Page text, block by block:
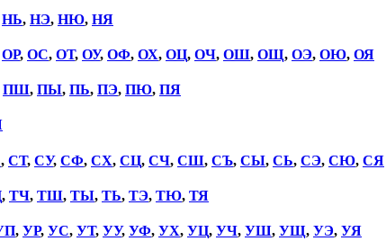
НЬ, НЭ, НЮ, НЯ
ОР, ОС, ОТ, ОУ, ОФ, ОХ, ОЦ, ОЧ, ОШ, ОЩ, ОЭ, ОЮ, ОЯ
ПШ, ПЫ, ПЬ, ПЭ, ПЮ, ПЯ
, СТ, СУ, СФ, СХ, СЦ, СЧ, СШ, СЪ, СЫ, СЬ, СЭ, СЮ, СЯ
, ТЧ, ТШ, ТЫ, ТЬ, ТЭ, ТЮ, ТЯ
, УР, УС, УТ, УУ, УФ, УХ, УЦ, УЧ, УШ, УЩ, УЭ, УЯ